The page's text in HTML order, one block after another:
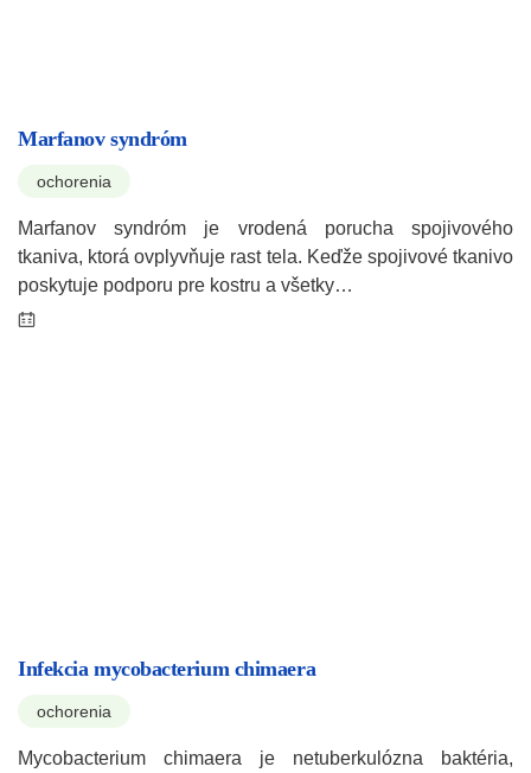
Marfanov syndróm
ochorenia
Marfanov syndróm je vrodená porucha spojivového
tkaniva, ktorá ovplyvňuje rast tela. Keďže spojivové tkanivo
poskytuje podporu pre kostru a všetky…
Infekcia mycobacterium chimaera
ochorenia
Mycobacterium chimaera je netuberkulózna baktéria,